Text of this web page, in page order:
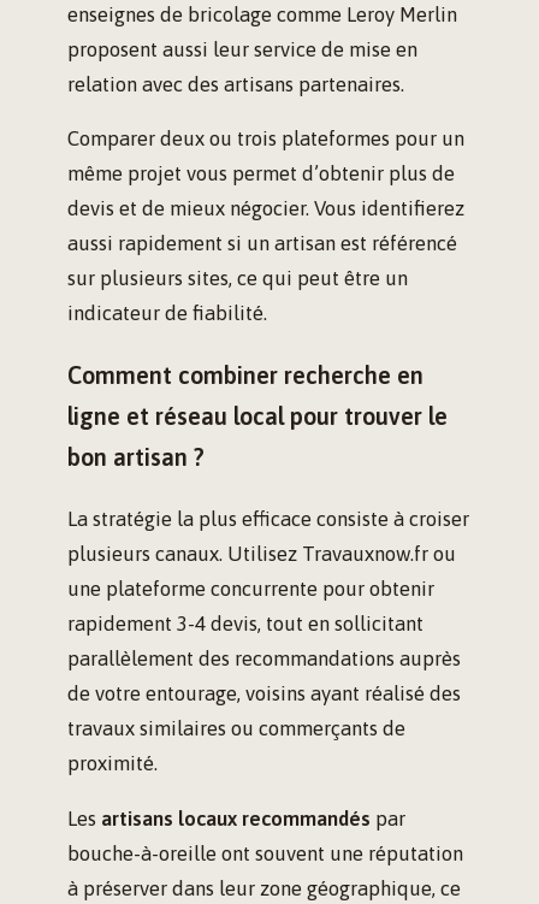
enseignes de bricolage comme Leroy Merlin
proposent aussi leur service de mise en
relation avec des artisans partenaires.
Comparer deux ou trois plateformes pour un
même projet vous permet d’obtenir plus de
devis et de mieux négocier. Vous identifierez
aussi rapidement si un artisan est référencé
sur plusieurs sites, ce qui peut être un
indicateur de fiabilité.
Comment combiner recherche en
ligne et réseau local pour trouver le
bon artisan ?
La stratégie la plus efficace consiste à croiser
plusieurs canaux. Utilisez Travauxnow.fr ou
une plateforme concurrente pour obtenir
rapidement 3-4 devis, tout en sollicitant
parallèlement des recommandations auprès
de votre entourage, voisins ayant réalisé des
travaux similaires ou commerçants de
proximité.
Les artisans locaux recommandés par
bouche-à-oreille ont souvent une réputation
à préserver dans leur zone géographique, ce